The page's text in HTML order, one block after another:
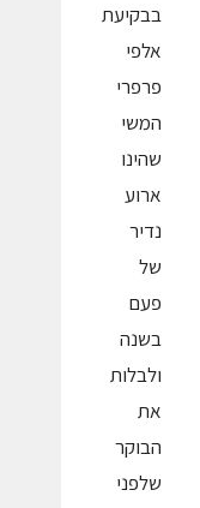
בבקיעת
אלפי
פרפרי
המשי
שהינו
ארוע
נדיר
של
פעם
בשנה
ולבלות
את
הבוקר
שלפני